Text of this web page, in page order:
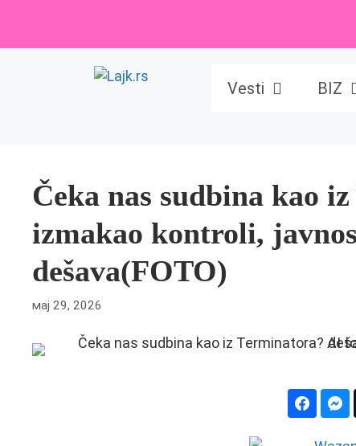
content
Vesti BIZ
Čeka nas sudbina kao
izmakao kontroli,
dešava(FOTO)
мај 29, 2026